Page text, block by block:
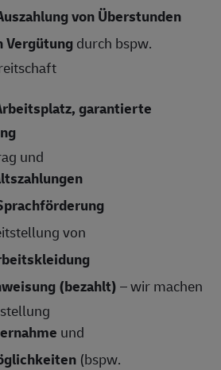
von Überstunden
Vergütungdurch bspw.
garantierte
und
von
(bezahlt)– wir machen
und
(bspw.